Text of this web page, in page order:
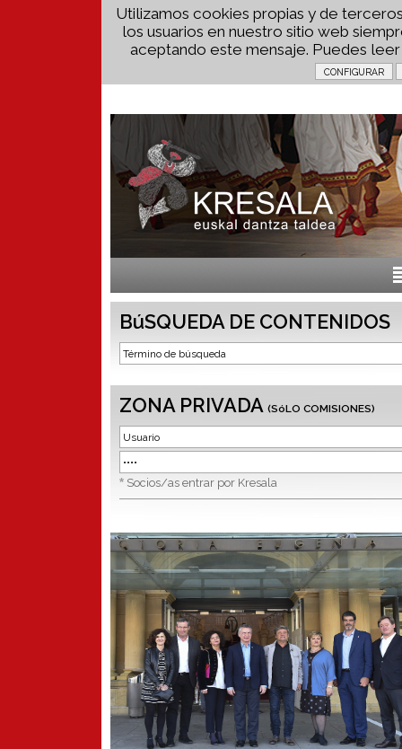
Utilizamos cookies propias y de
los usuarios en nuestro sitio web
aceptando este mensaje. Puedes
BúSQUEDA DE CONTENIDOS
ZONA PRIVADA (SóLO COMISIONES)
* Socios/as entrar por Kresala